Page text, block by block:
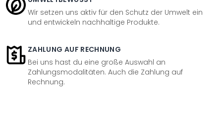
Wir setzen uns aktiv für den Schutz der Umwelt ein
und entwickeln nachhaltige Produkte.
ZAHLUNG AUF RECHNUNG
Bei uns hast du eine große Auswahl an
Zahlungsmodalitäten. Auch die Zahlung auf
Rechnung.